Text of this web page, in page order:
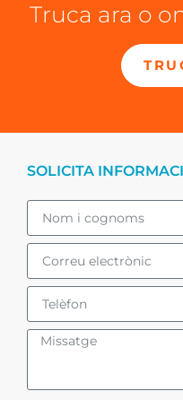
Truca ara o
SOLICITA